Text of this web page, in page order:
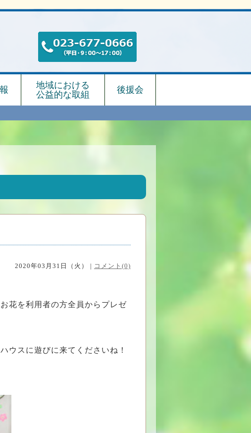
地域における
公益的な取組
後援会
2020年03月31日（火） | コメント(0)
花を利用者の方全員からプレゼ
ウスに遊びに来てくださいね！